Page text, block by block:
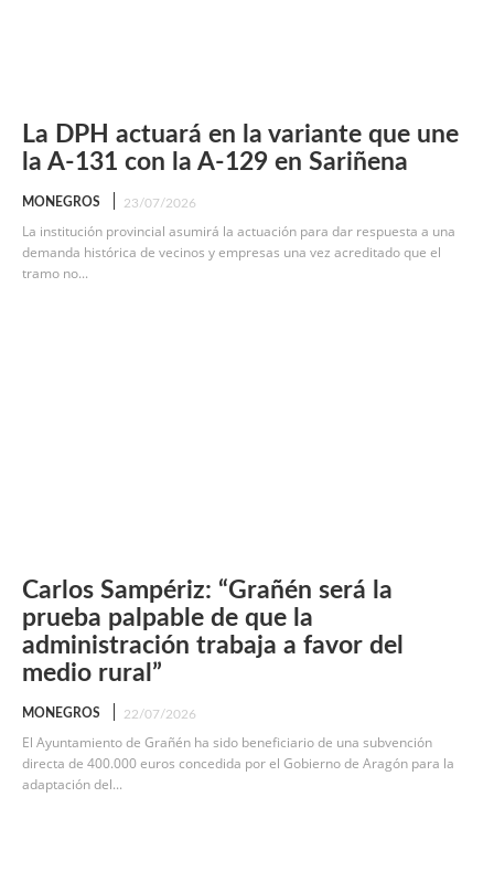
La DPH actuará en la variante que une
la A-131 con la A-129 en Sariñena
MONEGROS 23/07/2026
La institución provincial asumirá la actuación para dar respuesta a una
demanda histórica de vecinos y empresas una vez acreditado que el
tramo no...
Carlos Sampériz: “Grañén será la
prueba palpable de que la
administración trabaja a favor del
medio rural”
MONEGROS 22/07/2026
El Ayuntamiento de Grañén ha sido beneficiario de una subvención
directa de 400.000 euros concedida por el Gobierno de Aragón para la
adaptación del...